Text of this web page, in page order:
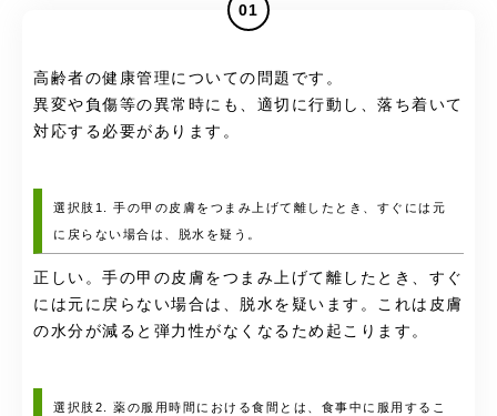
01
高齢者の健康管理についての問題です。
異変や負傷等の異常時にも、適切に行動し、落ち着いて
対応する必要があります。
選択肢1. 手の甲の皮膚をつまみ上げて離したとき、すぐには元
に戻らない場合は、脱水を疑う。
正しい。手の甲の皮膚をつまみ上げて離したとき、すぐ
には元に戻らない場合は、脱水を疑います。これは皮膚
の水分が減ると弾力性がなくなるため起こります。
選択肢2. 薬の服用時間における食間とは、食事中に服用するこ